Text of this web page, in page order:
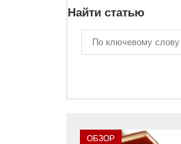
Найти статью
ОБЗОР